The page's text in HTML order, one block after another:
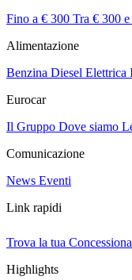
Fino a € 300 Tra € 300
Alimentazione
Benzina Diesel Elettrica
Eurocar
Il Gruppo Dove siamo
Comunicazione
News Eventi
Link rapidi
Trova la tua
Highlights